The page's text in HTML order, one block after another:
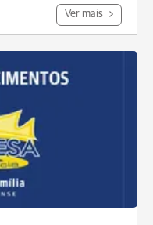
Ver mais